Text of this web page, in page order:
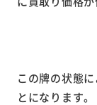
この牌の状態
とになります。